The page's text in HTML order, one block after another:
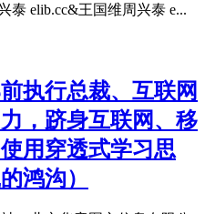
泰 elib.cc&王国维周兴泰 e...
执行总裁、互联网
，跻身互联网、移
用穿透式学习思
鸿沟）